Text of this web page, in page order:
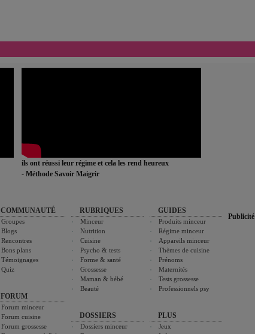
ils ont réussi leur régime et cela les rend heureux
- Méthode Savoir Maigrir
COMMUNAUTÉ
Groupes
Blogs
Rencontres
Bons plans
Témoignages
Quiz
FORUM
Forum minceur
Forum cuisine
Forum grossesse
RUBRIQUES
Minceur
Nutrition
Cuisine
Psycho & tests
Forme & santé
Grossesse
Maman & bébé
Beauté
DOSSIERS
Dossiers minceur
GUIDES
Produits minceur
Régime minceur
Appareils minceur
Thèmes de cuisine
Prénoms
Maternités
Tests grossesse
Professionnels psy
PLUS
Jeux
Publicité